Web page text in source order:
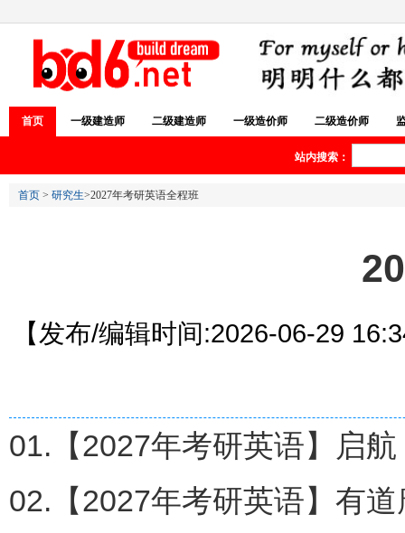
首页 一级建造师 二级建造师 一级造价师 二级造价师
站内搜索：
首页 > 研究生>2027年考研英语全程班
【发布/编辑时间:2026-06-29
01.【2027年考研英语】启
02.【2027年考研英语】有